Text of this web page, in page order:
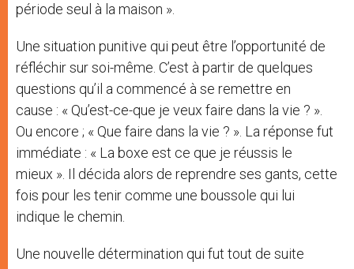
période seul à la maison ».
Une situation punitive qui peut être l’opportunité de
réfléchir sur soi-même. C’est à partir de quelques
questions qu’il a commencé à se remettre en
cause : « Qu’est-ce-que je veux faire dans la vie ? ».
Ou encore ; « Que faire dans la vie ? ». La réponse fut
immédiate : « La boxe est ce que je réussis le
mieux ». Il décida alors de reprendre ses gants, cette
fois pour les tenir comme une boussole qui lui
indique le chemin.
Une nouvelle détermination qui fut tout de suite